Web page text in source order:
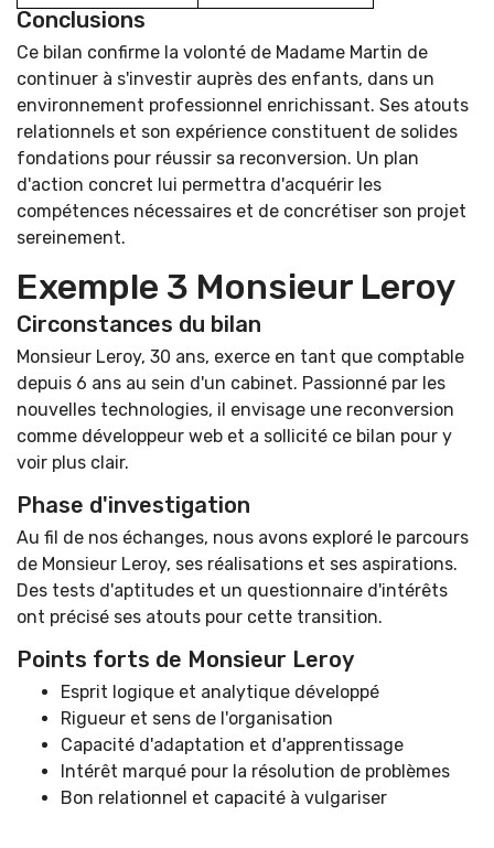
Conclusions
Ce bilan confirme la volonté de Madame Martin de
continuer à s'investir auprès des enfants, dans un
environnement professionnel enrichissant. Ses atouts
relationnels et son expérience constituent de solides
fondations pour réussir sa reconversion. Un plan
d'action concret lui permettra d'acquérir les
compétences nécessaires et de concrétiser son projet
sereinement.
Exemple 3 Monsieur Leroy
Circonstances du bilan
Monsieur Leroy, 30 ans, exerce en tant que comptable
depuis 6 ans au sein d'un cabinet. Passionné par les
nouvelles technologies, il envisage une reconversion
comme développeur web et a sollicité ce bilan pour y
voir plus clair.
Phase d'investigation
Au fil de nos échanges, nous avons exploré le parcours
de Monsieur Leroy, ses réalisations et ses aspirations.
Des tests d'aptitudes et un questionnaire d'intérêts
ont précisé ses atouts pour cette transition.
Points forts de Monsieur Leroy
Esprit logique et analytique développé
Rigueur et sens de l'organisation
Capacité d'adaptation et d'apprentissage
Intérêt marqué pour la résolution de problèmes
Bon relationnel et capacité à vulgariser